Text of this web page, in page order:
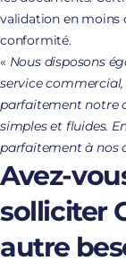
validation en moins
conformité.
« Nous disposons
service
parfaitement notre
simples et fluides.
parfaitement à nos
Avez-
solliciter
autre